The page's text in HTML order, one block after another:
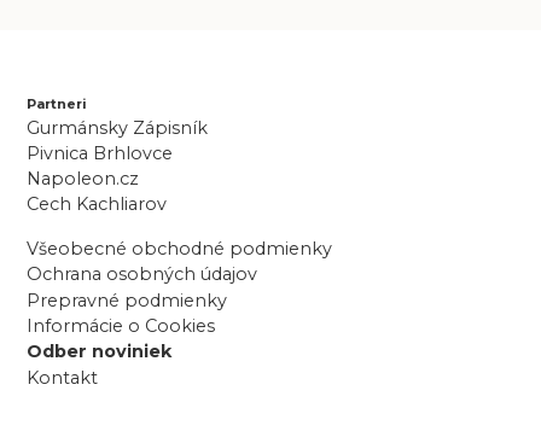
Partneri
Gurmánsky Zápisník
Pivnica Brhlovce
Napoleon.cz
Cech Kachliarov
Všeobecné obchodné podmienky
Ochrana osobných údajov
Prepravné podmienky
Informácie o Cookies
Odber noviniek
Kontakt